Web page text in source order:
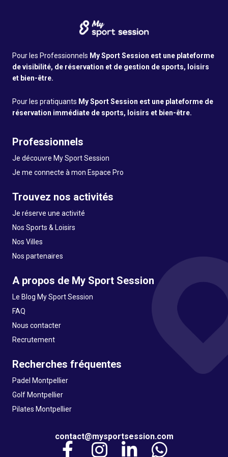
Pour les Professionnels My Sport Session est une plateforme
de visibilité, de réservation et de gestion de sports, loisirs
et bien-être.
Pour les pratiquants My Sport Session est une plateforme de
réservation immédiate de sports, loisirs et bien-être.
Professionnels
Je découvre My Sport Session
Je me connecte à mon Espace Pro
Trouvez nos activités
Je réserve une activité
Nos Sports & Loisirs
Nos Villes
Nos partenaires
A propos de My Sport Session
Le Blog My Sport Session
FAQ
Nous contacter
Recrutement
Recherches fréquentes
Padel Montpellier
Golf Montpellier
Pilates Montpellier
contact@mysportsession.com